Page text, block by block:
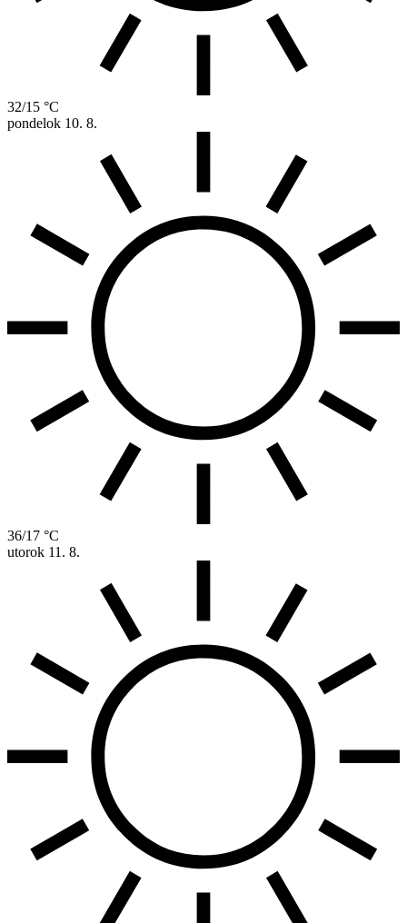
32/15 °C
pondelok 10. 8.
36/17 °C
utorok 11. 8.